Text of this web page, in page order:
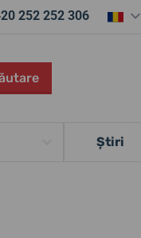
252 252 306
Ştiri